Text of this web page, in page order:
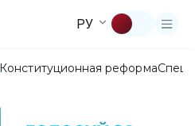
РУ
Конституционная реформа